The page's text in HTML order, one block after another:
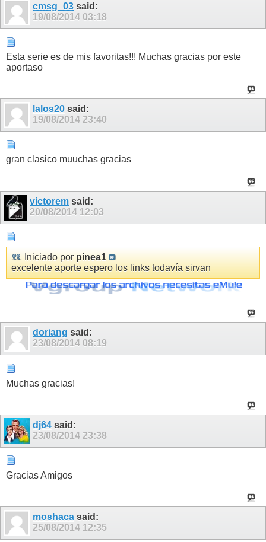
cmsg_03 said:
19/08/2014 03:18
Esta serie es de mis favoritas!!! Muchas gracias por este
aportaso
lalos20 said:
19/08/2014 23:40
gran clasico muuchas gracias
victorem said:
20/08/2014 12:03
Iniciado por pinea1
excelente aporte espero los links todavía sirvan
doriang said:
23/08/2014 08:19
Muchas gracias!
dj64 said:
23/08/2014 23:38
Gracias Amigos
moshaca said:
25/08/2014 12:35